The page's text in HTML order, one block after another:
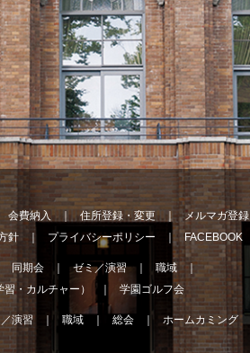
会費納入 住所登録・変更 メルマガ登録
針 プライバシーポリシー FACEBOOK
同期会 ゼミ／演習
職域
・カルチャー）
学園ゴルフ会
演習 職域 総会 ホームカミング